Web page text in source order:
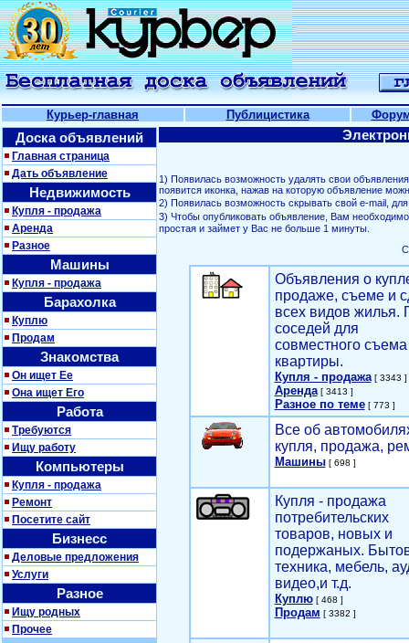
Курьер-главная Публицистика
Доска объявлений
Главная страница
Дать объявление
Недвижимость
Купля - продажа
Аренда
Разное
Машины
Купля - продажа
Барахолка
Куплю
Продам
Знакомства
Он ищет Ее
Она ищет Его
Работа
Требуются
Ищу работу
Компьютеры
Купля - продажа
Ремонт
Посетите сайт
Бизнесс
Деловые предложения
Услуги
Разное
Ищу родных
Прочее
1) Появилась возможность удалять свои
появится иконка, нажав на которую объявление
2) Появилась возможность скрывать свой е-mail,
3) Чтобы опубликовать объявление, Вам
простая и займет у Вас не больше 1 минуты.
Объявления о
продаже, съеме и
всех видов жилья.
соседей для
совместного съема
квартиры.
Купля - продажа[ 3343 ]
Аренда[ 3413 ]
Разное по теме[ 773 ]
Все об
купля, продажа,
Машины[ 698 ]
Купля - продажа
потребительских
товаров, новых и
подержаных.
техника, мебель,
видео,и т.д.
Куплю[ 468 ]
Продам [ 3382 ]